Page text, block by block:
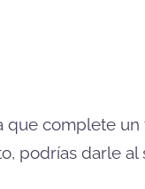
que complete un
podrías darle al